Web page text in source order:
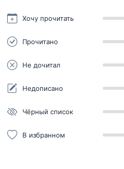
Хочу прочитать
Прочитано
Не дочитал
Недописано
Чёрный список
В избранном